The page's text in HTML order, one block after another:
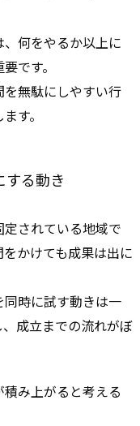
何をやるか以上に
です。
無駄にしやすい行
す。
する動き
されている地域で
かけても成果は出に
時に試す動きは一
成立までの流れがぼ
み上がると考える